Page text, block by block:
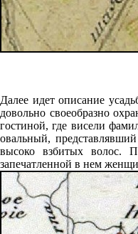
Далее идет описание
довольно своеобразно
гостиной, где висели
овальный,
высоко взбитых волос.
запечатленной в нем